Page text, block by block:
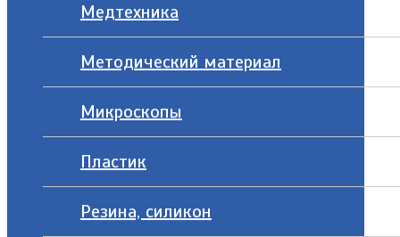
Медтехника
Методический материал
Микроскопы
Пластик
Резина, силикон